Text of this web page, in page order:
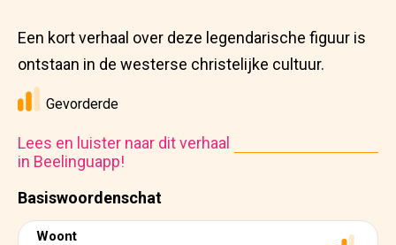
Basiswoordenschat
Woont
Een kort verhaal over deze legendarische figuur is
ontstaan in de westerse christelijke cultuur.
Gevorderde
Lees en luister naar dit verhaal
in Beelinguapp!